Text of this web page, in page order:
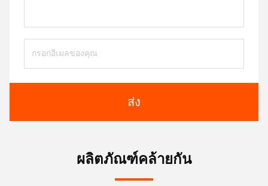
ส่ง
ผลิตภัณฑ์คล้ายกัน